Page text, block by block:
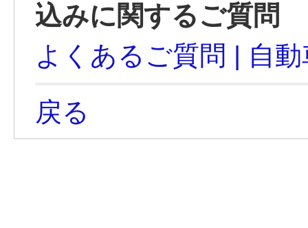
込みに関するご質問
よくあるご質問 | 自
戻る